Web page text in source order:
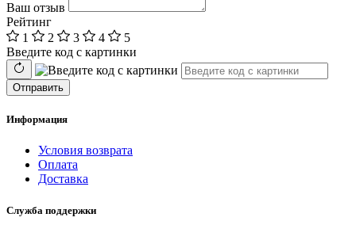
Ваш отзыв
Рейтинг
1
2 3 4
5
Введите код с картинки
Отправить
Информация
Условия возврата
Оплата
Доставка
Служба поддержки